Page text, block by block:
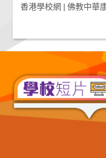
香港學校網 | 佛教中華